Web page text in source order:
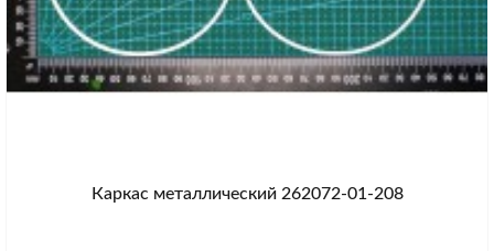
Каркас металлический 262072-01-208